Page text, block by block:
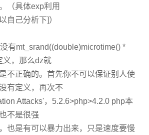
（具体exp利用
自己分析下]）
有mt_srand((double)microtime() *
义，那么dz就
不正确的。首先你不可以保证别人使
有定义，再次不
Attacks'，5.2.6>php>4.2.0 php本
不是很强
也是有可以暴力出来，只是速度要慢